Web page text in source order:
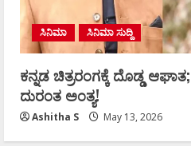
ಸಿನಿಮಾ ಸಿನಿಮಾ ಸುದ್ದಿ
ಕನ್ನಡ ಚಿತ್ರರಂಗಕ್ಕೆ ದೊಡ್ಡ
ದುರಂತ ಅಂತ್ಯ!
Ashitha S May 13, 2026